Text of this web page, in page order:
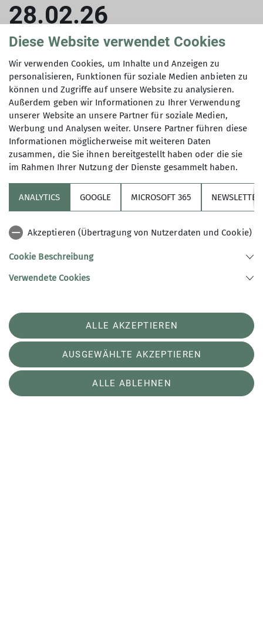
28.02.26
12.02.2026
Kletterzentrum
Es ist wieder so weit. In einer Hauruck-Aktion
beschrauben wir für euch den gesamten
Überhang neu ein. Wie gewohnt kommt es
währenddessen zu Einschränkungen im
Der gesamte Überhang inkl.
Sicherungsautomaten-Wand (Speedwand) wird
abgesperrt sein. Natürlich wird es auch mal lauter
Als Gastschrauber begrüßen wir Ramon Söhngen
aus Göttingen.
Termin: Mi. 25.02. bis einschließlich Sa.
28.02.2026
Diese Website verwendet Cookies
Wir verwenden Cookies, um Inhalte und Anzeigen zu
personalisieren, Funktionen für soziale Medien anbieten zu
können und Zugriffe auf unsere Website zu analysieren.
Außerdem geben wir Informationen zu Ihrer Verwendung
unserer Website an unsere Partner für soziale Medien,
Werbung und Analysen weiter. Unsere Partner führen diese
Informationen möglicherweise mit weiteren Daten
zusammen, die Sie ihnen bereitgestellt haben oder die sie
im Rahmen Ihrer Nutzung der Dienste gesammelt haben.
ANALYTICS GOOGLE MICROSOFT 365
Akzeptieren (Übertragung von Nutzerdaten und Cookie)
Cookie Beschreibung
Verwendete Cookies
ALLE AKZEPTIEREN
AUSGEWÄHLTE AKZEPTIEREN
ALLE ABLEHNEN